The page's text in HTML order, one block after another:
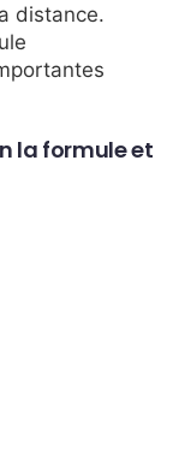
distance.
la formule et